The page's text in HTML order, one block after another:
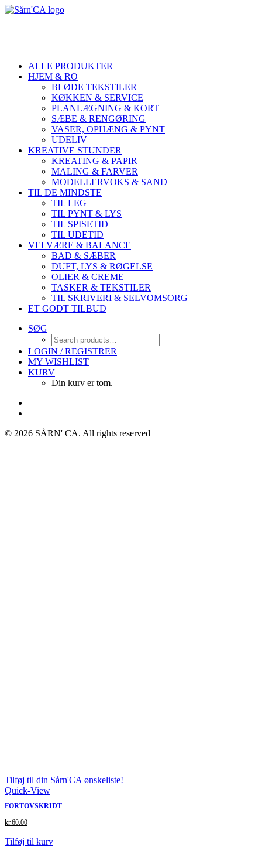
ALLE PRODUKTER
HJEM & RO
BLØDE TEKSTILER
KØKKEN & SERVICE
PLANLÆGNING & KORT
SÆBE & RENGØRING
VASER, OPHÆNG & PYNT
UDELIV
KREATIVE STUNDER
KREATING & PAPIR
MALING & FARVER
MODELLERVOKS & SAND
TIL DE MINDSTE
TIL LEG
TIL PYNT & LYS
TIL SPISETID
TIL UDETID
VELVÆRE & BALANCE
BAD & SÆBER
DUFT, LYS & RØGELSE
OLIER & CREME
TASKER & TEKSTILER
TIL SKRIVERI & SELVOMSORG
ET GODT TILBUD
SØG
LOGIN / REGISTRER
MY WISHLIST
KURV
Din kurv er tom.
© 2026 SÅRN' CA. All rights reserved
Tilføj til din Sårn'CA ønskeliste!
Quick-View
FORTOVSKRIDT
kr.60.00
Tilføj til kurv